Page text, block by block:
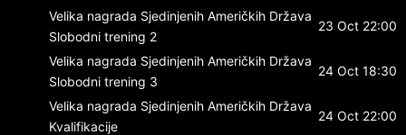
Velika nagrada Sjedinjenih Američkih Država
Slobodni trening 2
23 Oct 22:00
Velika nagrada Sjedinjenih Američkih Država
Slobodni trening 3
24 Oct 18:30
Velika nagrada Sjedinjenih Američkih Država
Kvalifikacije
24 Oct 22:00